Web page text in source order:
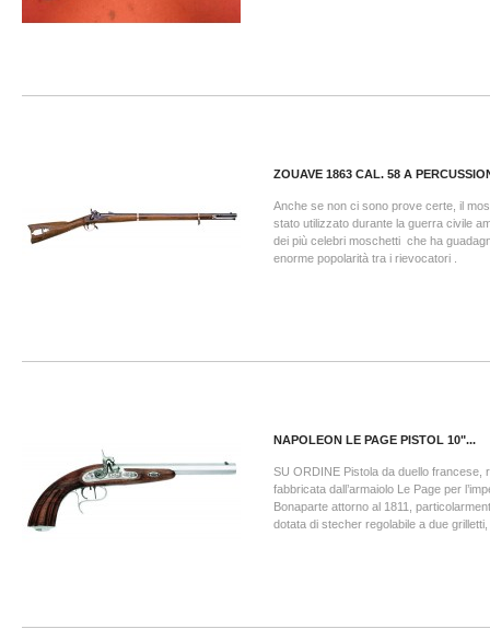
ZOUAVE 1863 CAL. 58 A
Anche se non ci sono prove certe, il
stato utilizzato durante la guerra civile
dei più celebri moschetti che ha
enorme popolarità tra i rievocatori .
NAPOLEON LE PAGE PISTOL 10"...
SU ORDINE Pistola da duello francese,
fabbricata dall’armaiolo Le Page per
Bonaparte attorno al 1811,
dotata di stecher regolabile a due